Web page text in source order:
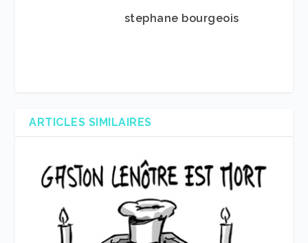
stephane bourgeois
ARTICLES SIMILAIRES